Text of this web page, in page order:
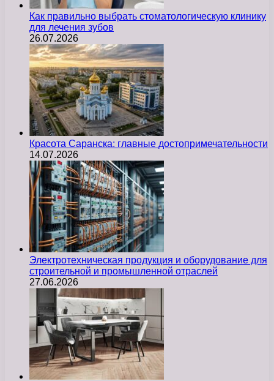
Как правильно выбрать стоматологическую клинику
для лечения зубов
26.07.2026
Красота Саранска: главные достопримечательности
14.07.2026
Электротехническая продукция и оборудование для
строительной и промышленной отраслей
27.06.2026